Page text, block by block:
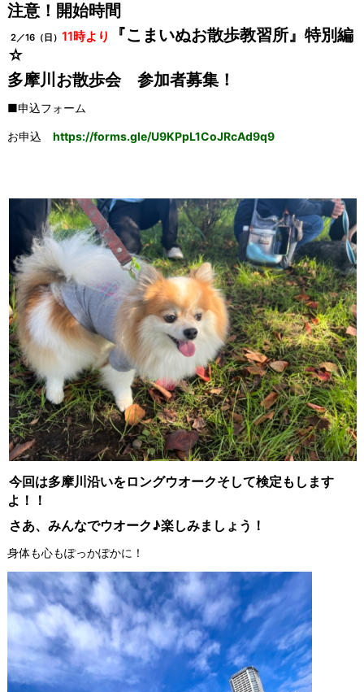
注意！開始時間
2／16（日） 11時より
『こまいぬお散歩教習所』特別編
☆
多摩川お散歩会 参加者募集！
■申込フォーム
お申込 https://forms.gle/U9KPpL1CoJRcAd9q9
今回は多摩川沿いをロングウオークそして検定もします
よ！！
さあ、みんなでウオーク♪楽しみましょう！
身体も心もぽっかぽかに！